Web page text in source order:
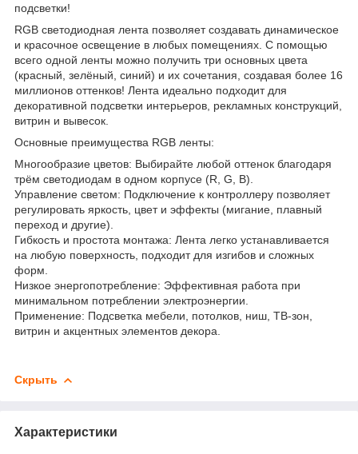
подсветки!
RGB светодиодная лента позволяет создавать динамическое
и красочное освещение в любых помещениях. С помощью
всего одной ленты можно получить три основных цвета
(красный, зелёный, синий) и их сочетания, создавая более 16
миллионов оттенков! Лента идеально подходит для
декоративной подсветки интерьеров, рекламных конструкций,
витрин и вывесок.
Основные преимущества RGB ленты:
Многообразие цветов: Выбирайте любой оттенок благодаря
трём светодиодам в одном корпусе (R, G, B).
Управление светом: Подключение к контроллеру позволяет
регулировать яркость, цвет и эффекты (мигание, плавный
переход и другие).
Гибкость и простота монтажа: Лента легко устанавливается
на любую поверхность, подходит для изгибов и сложных
форм.
Низкое энергопотребление: Эффективная работа при
минимальном потреблении электроэнергии.
Применение: Подсветка мебели, потолков, ниш, ТВ-зон,
витрин и акцентных элементов декора.
Скрыть
Характеристики